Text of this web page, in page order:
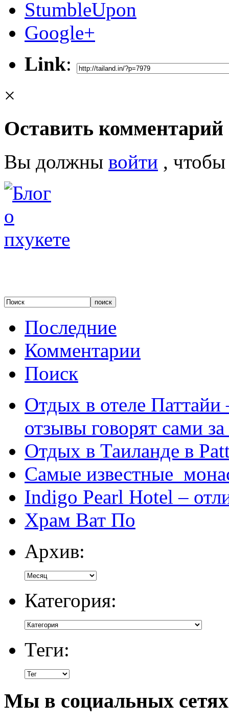
StumbleUpon
Google+
Link:
×
Оставить комментарий
Вы должны войти ,
Последние
Комментарии
Поиск
Отдых в отеле
отзывы говорят сами за
Отдых в Таиланде в
Самые известные
Indigo Pearl Hotel –
Храм Ват По
Архив:
Категория:
Теги:
Мы в социальных сетях